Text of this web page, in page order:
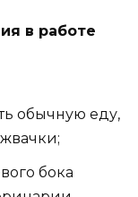
в работе
обычную еду,
бока